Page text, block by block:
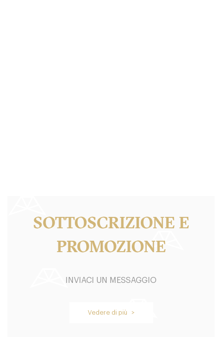
SOTTOSCRIZIONE E
PROMOZIONE
INVIACI UN MESSAGGIO
Vedere di più >